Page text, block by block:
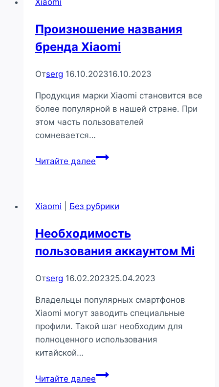
Tools
на
Xiaomi
Произношение названия
бренда Xiaomi
Отserg 16.10.202316.10.2023
Продукция марки Xiaomi становится все
более популярной в нашей стране. При
этом часть пользователей
сомневается…
Читайте далееПроизношение
Xiaomi
Без рубрики
Необходимость
пользования аккаунтом Mi
Отserg 16.02.202325.04.2023
Владельцы популярных смартфонов
Xiaomi могут заводить специальные
профили. Такой шаг необходим для
полноценного использования
китайской…
Читайте далееНеобходимость